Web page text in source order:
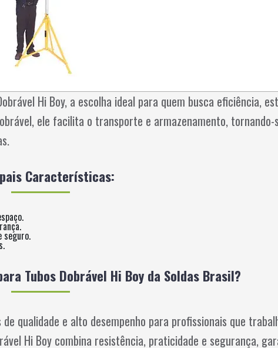
Hi Boy, a escolha ideal para quem busca eficiência,
ele facilita o transporte e armazenamento, tornando-
Características:
seguro.
Tubos Dobrável Hi Boy da Soldas Brasil?
qualidade e alto desempenho para profissionais que
Hi Boy combina resistência, praticidade e segurança,